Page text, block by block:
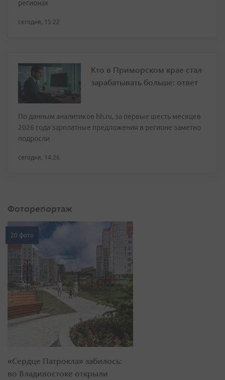
регионах
сегодня, 15:22
Кто в Приморском крае стал
зарабатывать больше: ответ
По данным аналитиков hh.ru, за первые шесть месяцев
2026 года зарплатные предложения в регионе заметно
подросли
сегодня, 14:26
Фоторепортаж
20 фото
«Сердце Патрокла» забилось:
во Владивостоке открыли